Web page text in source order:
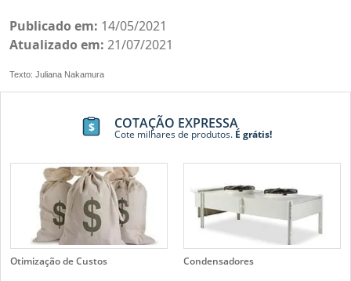
Publicado em: 14/05/2021
Atualizado em: 21/07/2021
Texto: Juliana Nakamura
COTAÇÃO EXPRESSA
Cote milhares de produtos.É grátis!
Otimização de Custos Condensadores